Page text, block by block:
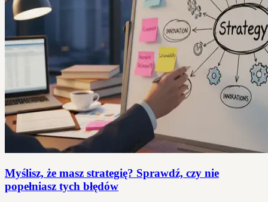
Myślisz, że masz strategię? Sprawdź, czy nie
popełniasz tych błędów